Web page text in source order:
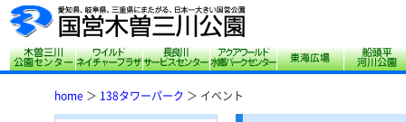
木曽三川公園センターサリオパーク祖父江 ワイルドネイチャー
長良川サービスセンター
アクアワールド水郷
東海広場
home ＞ 138タワーパーク ＞ イベント